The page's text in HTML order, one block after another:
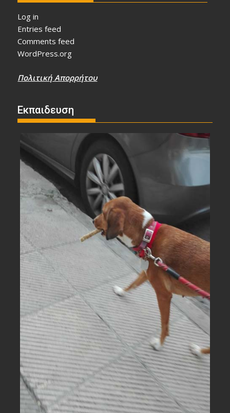
Log in
Entries feed
Comments feed
WordPress.org
Πολιτική Απορρήτου
Εκπαιδευση